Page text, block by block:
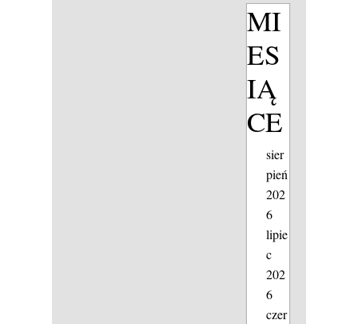
MI
ES
IĄ
CE
sier
pień
202
6
lipie
c
202
6
czer